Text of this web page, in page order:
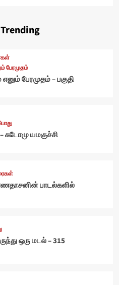
பேரமுதம்
பேரமுதம் – பகுதி
சுடோமு யமகுச்சி
பாடல்களில்
ஒரு மடல் – 315